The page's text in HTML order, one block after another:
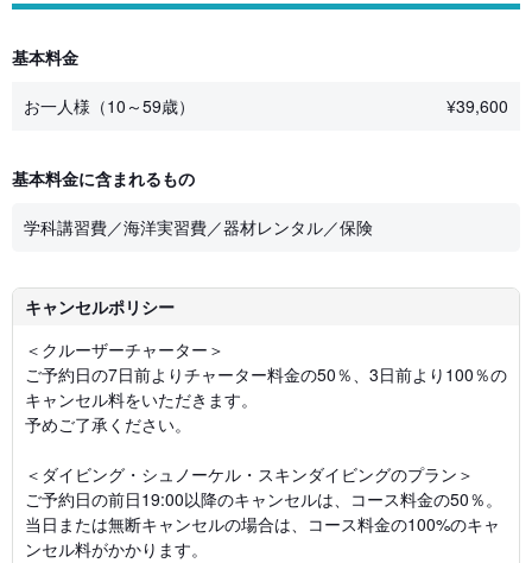
基本料金
お一人様（10～59歳） ¥39,600
基本料金に含まれるもの
学科講習費／海洋実習費／器材レンタル／保険
キャンセルポリシー
＜クルーザーチャーター＞
ご予約日の7日前よりチャーター料金の50％、3日前より100％の
キャンセル料をいただきます。
予めご了承ください。
＜ダイビング・シュノーケル・スキンダイビングのプラン＞
ご予約日の前日19:00以降のキャンセルは、コース料金の50％。
当日または無断キャンセルの場合は、コース料金の100%のキャ
ンセル料がかかります。